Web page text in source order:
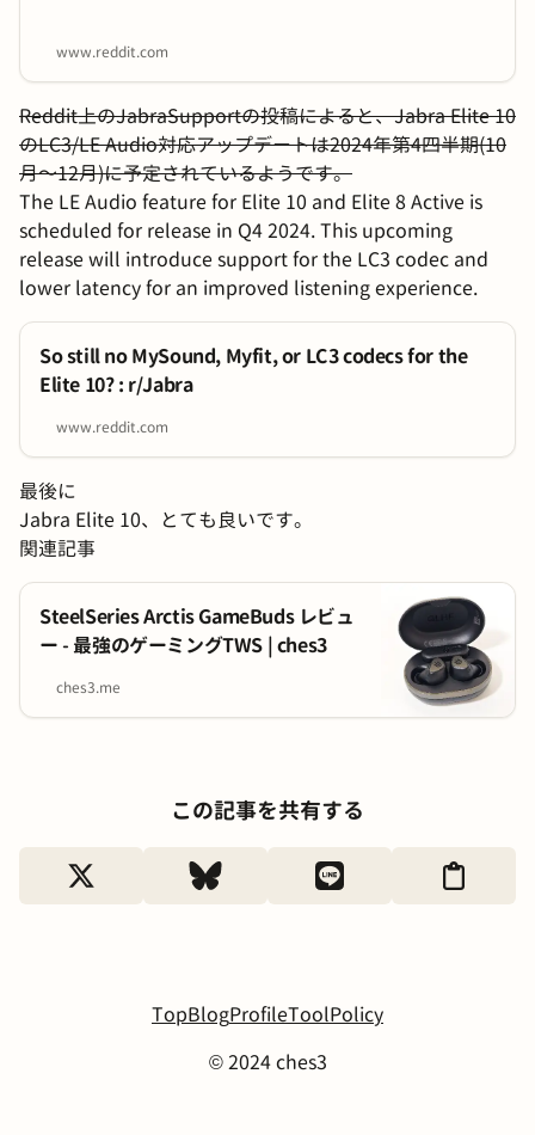
www.reddit.com
Reddit上のJabraSupportの投稿によると、Jabra Elite 10
のLC3/LE Audio対応アップデートは2024年第4四半期(10
月～12月)に予定されているようです。
The LE Audio feature for Elite 10 and Elite 8 Active is
scheduled for release in Q4 2024. This upcoming
release will introduce support for the LC3 codec and
lower latency for an improved listening experience.
So still no MySound, Myfit, or LC3 codecs for the
Elite 10? : r/Jabra
www.reddit.com
最後に
Jabra Elite 10、とても良いです。
関連記事
SteelSeries Arctis GameBuds レビュ
ー - 最強のゲーミングTWS | ches3
ches3.me
この記事を共有する
TopBlogProfileToolPolicy
© 2024 ches3